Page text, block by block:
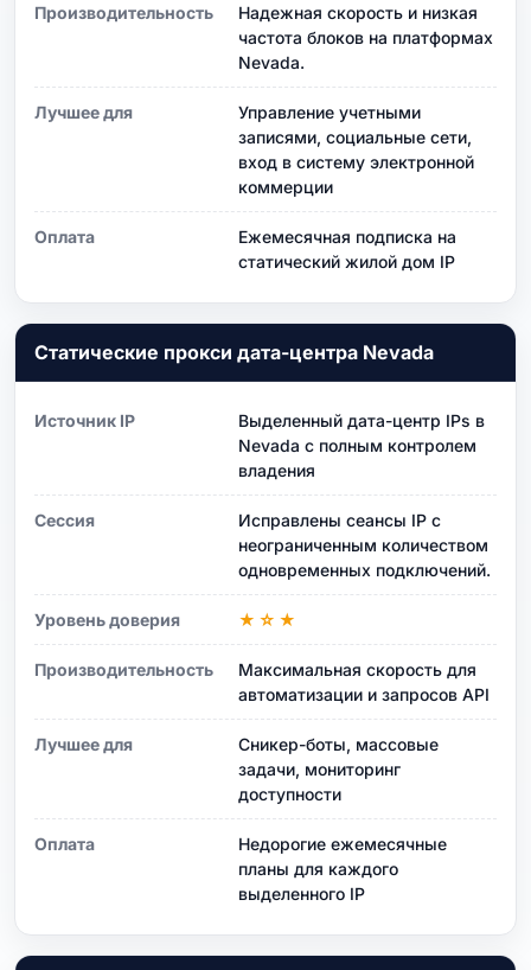
Производительность
Надежная скорость и низкая
частота блоков на платформах
Nevada.
Лучшее для
Управление учетными
записями, социальные сети,
вход в систему электронной
коммерции
Оплата
Ежемесячная подписка на
статический жилой дом IP
Статические прокси дата-центра Nevada
Источник IP
Выделенный дата-центр IPs в
Nevada с полным контролем
владения
Сессия
Исправлены сеансы IP с
неограниченным количеством
одновременных подключений.
Уровень доверия ★☆★
Производительность
Максимальная скорость для
автоматизации и запросов API
Лучшее для
Сникер-боты, массовые
задачи, мониторинг
доступности
Оплата
Недорогие ежемесячные
планы для каждого
выделенного IP